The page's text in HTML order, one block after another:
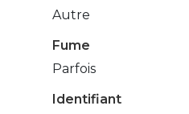
Autre
Fume
Parfois
Identifiant